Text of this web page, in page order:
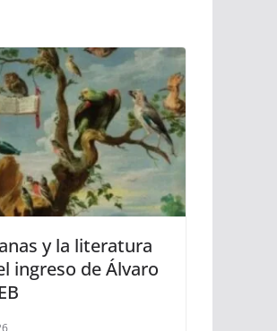
y la literatura
ingreso de Álvaro